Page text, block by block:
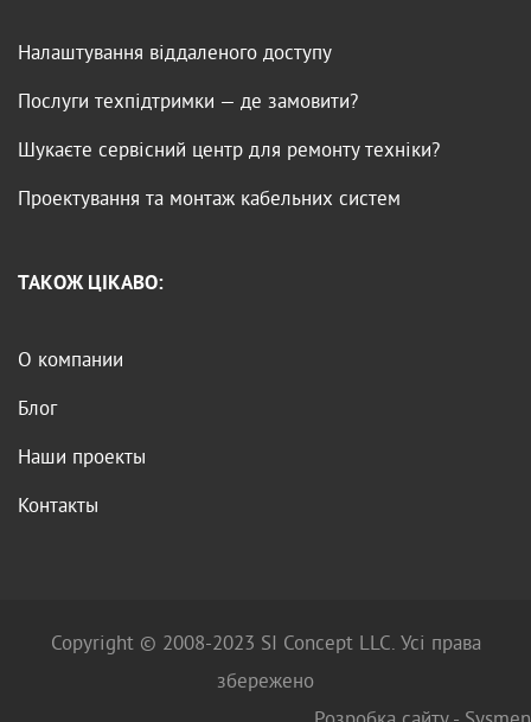
Налаштування віддаленого доступу
Послуги техпідтримки — де замовити?
Шукаєте сервісний центр для ремонту техніки?
Проектування та монтаж кабельних систем
ТАКОЖ ЦІКАВО:
О компании
Блог
Наши проекты
Контакты
Copyright © 2008-2023 SI Concept LLC. Усі права
збережено